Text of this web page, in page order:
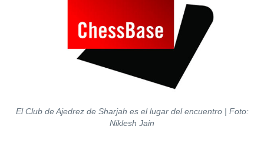
El Club de Ajedrez de Sharjah es el lugar del encuentro| Foto:
Niklesh Jain